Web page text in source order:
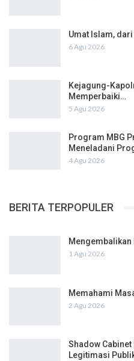
Umat Islam,
6 Agu 2026
Kejagung-
Memperbaiki…
5 Agu 2026
Program MBG
Meneladani
4 Agu 2026
BERITA TERPOPULER
Mengembalikan
1 Agu 2026
Memahami
2 Agu 2026
Shadow
Legitimasi